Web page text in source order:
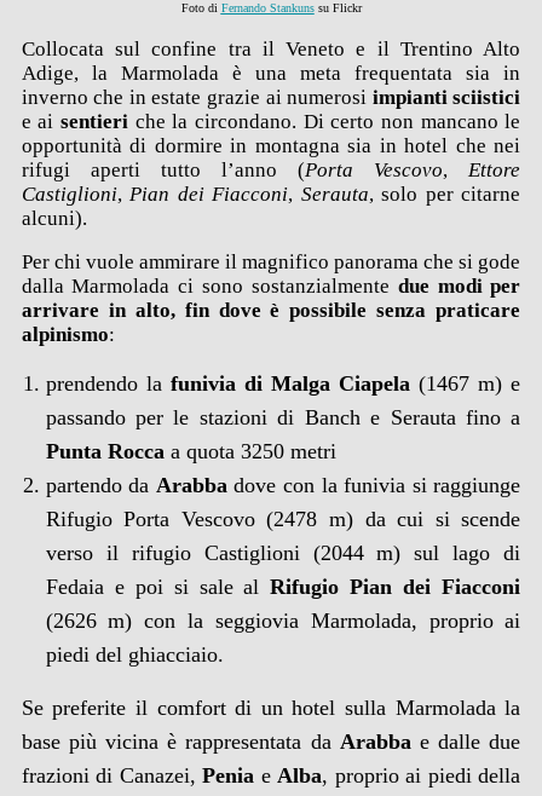
Foto di Fernando Stankunssu Flickr
Collocata sul confine tra il Veneto e il Trentino Alto
Adige, la Marmolada è una meta frequentata sia in
inverno che in estate grazie ai numerosi impianti sciistici
e ai sentieri che la circondano. Di certo non mancano le
opportunità di dormire in montagnasia in hotel che nei
rifugi aperti tutto l’anno (Porta Vescovo,Ettore
Castiglioni,Pian dei Fiacconi, Serauta, solo per citarne
alcuni).
Per chi vuole ammirare il magnifico panorama che si gode
dalla Marmolada ci sono sostanzialmente due modi per
arrivare in alto, fin dove è possibile senza praticare
alpinismo:
prendendo la funivia di Malga Ciapela (1467 m) e
passando per le stazioni di Banch e Serauta fino a
Punta Roccaa quota 3250 metri
partendo da Arabbadove con la funivia si raggiunge
Rifugio Porta Vescovo (2478 m) da cui si scende
verso il rifugio Castiglioni (2044 m) sul lago di
Fedaia e poi si sale alRifugio Pian dei Fiacconi
(2626 m) con la seggiovia Marmolada, proprio ai
piedi del ghiacciaio.
Se preferite il comfort di un hotel sulla Marmolada la
base più vicina è rappresentata da Arabba e dalle due
frazioni di Canazei,Penia eAlba, proprio ai piedi della